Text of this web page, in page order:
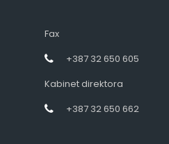
Fax
+387 32 650 605
Kabinet direktora
+387 32 650 662